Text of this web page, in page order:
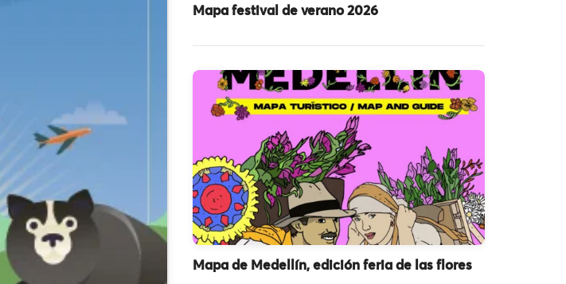
Mapa festival de verano 2026
Mapa de Medellín, edición feria de las flores